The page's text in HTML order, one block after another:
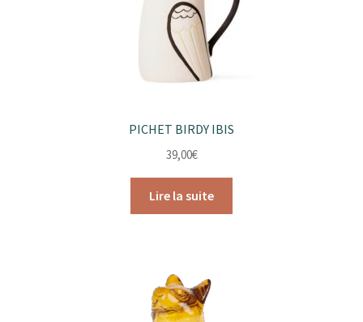
PICHET BIRDY IBIS
39,00€
Lire la suite